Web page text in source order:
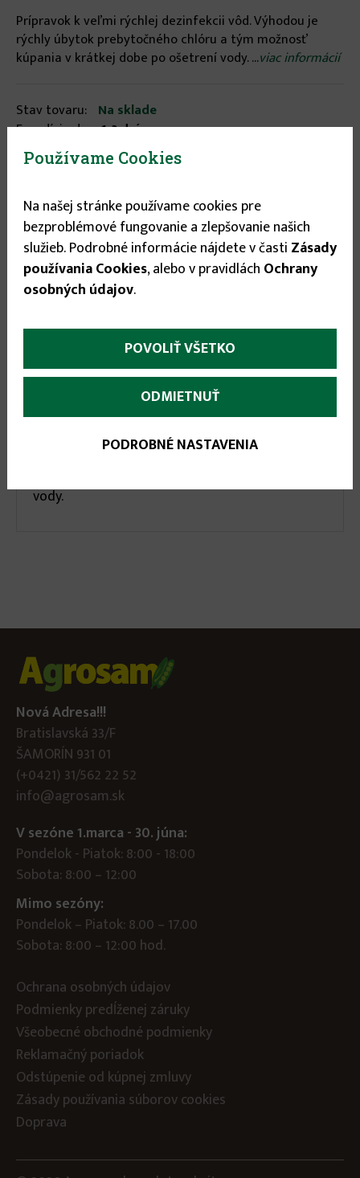
Prípravok k veľmi rýchlej dezinfekcii vôd. Výhodou je
rýchly úbytok prebytočného chlóru a tým možnosť
kúpania v krátkej dobe po ošetrení vody. ...viac informácií
Stav tovaru: Na sklade
Expedícia do: 1-3 dní
18.05 €


More
infos
Prípravok k veľmi rýchlej dezinfekcii vôd.
Výhodou je rýchly úbytok prebytočného chlóru a
vody.
Nová Adresa!!!
Bratislavská 33/F
ŠAMORÍN 931 01
(+0421) 31/562 22 52
info@agrosam.sk
V sezóne 1.marca - 30. júna:
Pondelok - Piatok: 8:00 - 18:00
Sobota: 8:00 – 12:00
Mimo sezóny:
Pondelok – Piatok: 8.00 – 17.00
Sobota: 8:00 – 12:00 hod.
Ochrana osobných údajov
Podmienky predĺženej záruky
Všeobecné obchodné podmienky
Reklamačný poriadok
Odstúpenie od kúpnej zmluvy
Zásady používania súborov cookies
Doprava
Používame Cookies
Na našej stránke používame cookies pre
bezproblémové fungovanie a zlepšovanie našich
služieb. Podrobné informácie nájdete v časti Zásady
používania Cookies, alebo v pravidlách Ochrany
osobných údajov.
POVOLIŤ VŠETKO
ODMIETNUŤ
PODROBNÉ NASTAVENIA